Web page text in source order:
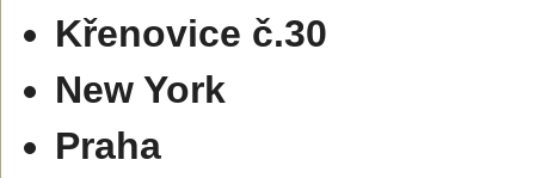
Křenovice č.30
New York
Praha